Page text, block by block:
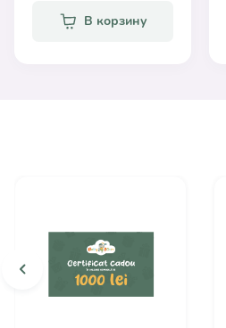
В корзину